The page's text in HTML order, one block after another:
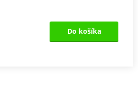
Do košíka